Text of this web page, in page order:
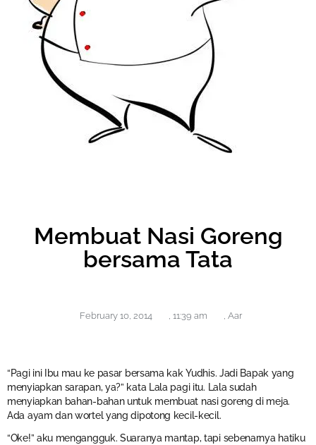
Membuat Nasi Goreng
bersama Tata
February 10, 2014 , 11:39 am , Aar
“Pagi ini Ibu mau ke pasar bersama kak Yudhis. Jadi Bapak yang
menyiapkan sarapan, ya?” kata Lala pagi itu. Lala sudah
menyiapkan bahan-bahan untuk membuat nasi goreng di meja.
Ada ayam dan wortel yang dipotong kecil-kecil.
“Oke!” aku mengangguk. Suaranya mantap, tapi sebenarnya hatiku